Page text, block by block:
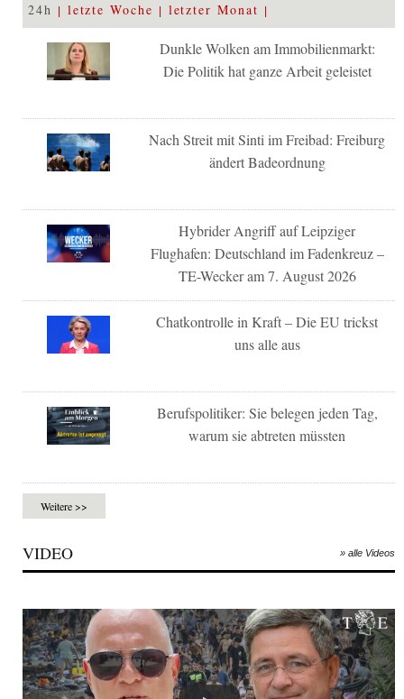
24h letzte Woche letzter Monat
Dunkle Wolken am Immobilienmarkt:
Die Politik hat ganze Arbeit geleistet
Nach Streit mit Sinti im Freibad: Freiburg
ändert Badeordnung
Hybrider Angriff auf Leipziger
Flughafen: Deutschland im Fadenkreuz –
TE-Wecker am 7. August 2026
Chatkontrolle in Kraft – Die EU trickst
uns alle aus
Berufspolitiker: Sie belegen jeden Tag,
warum sie abtreten müssten
Weitere >>
VIDEO » alle Videos